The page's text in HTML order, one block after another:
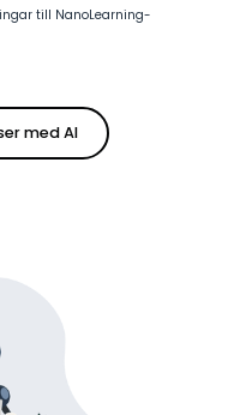
till NanoLearning-
med AI